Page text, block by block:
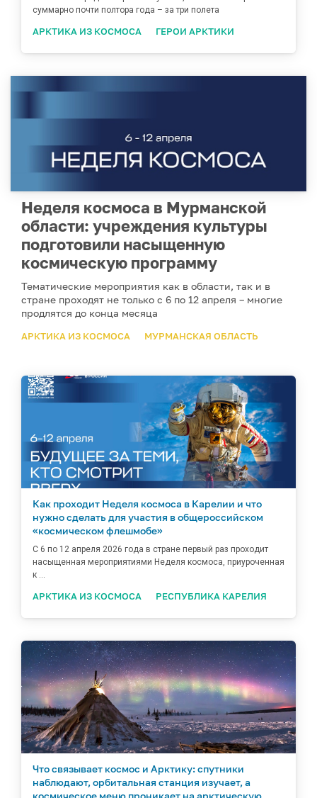
суммарно почти полтора года – за три полета
АРКТИКА ИЗ КОСМОСА ГЕРОИ АРКТИКИ
Неделя космоса в Мурманской
области: учреждения культуры
подготовили насыщенную
космическую программу
Тематические мероприятия как в области, так и в
стране проходят не только с 6 по 12 апреля – многие
продлятся до конца месяца
АРКТИКА ИЗ КОСМОСА МУРМАНСКАЯ ОБЛАСТЬ
Как проходит Неделя космоса в Карелии и что
нужно сделать для участия в общероссийском
«космическом флешмобе»
С 6 по 12 апреля 2026 года в стране первый раз проходит
насыщенная мероприятиями Неделя космоса, приуроченная
к ...
АРКТИКА ИЗ КОСМОСА РЕСПУБЛИКА КАРЕЛИЯ
Что связывает космос и Арктику: спутники
наблюдают, орбитальная станция изучает, а